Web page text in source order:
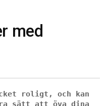
med
roligt, och kan
sätt att öva dina